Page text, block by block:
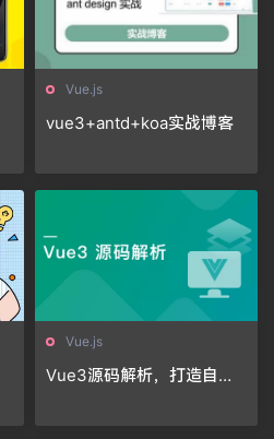
Vue.js
vue3+antd+koa实战博客
Vue.js
Vue3源码解析，打造自己